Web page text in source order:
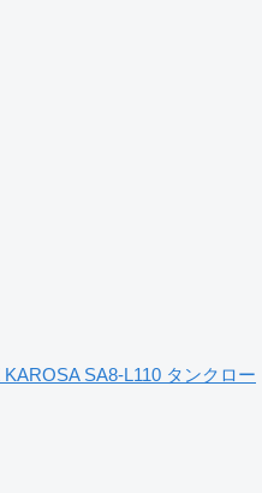
KAROSA SA8-L110 タンクロー